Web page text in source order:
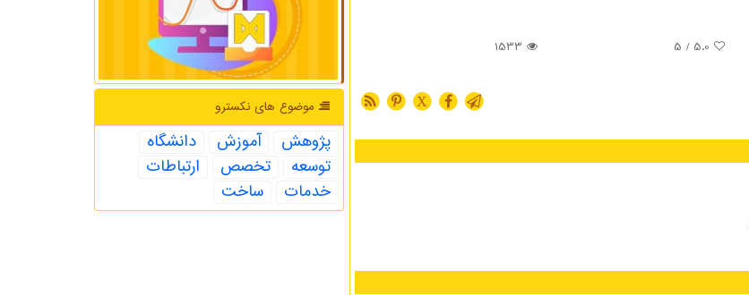
5.0
/ 5
1533
X موضوع های نكسترو
پژوهش آموزش
دانشگاه
توسعه
تخصص
ارتباطات
خدمات
ساخت